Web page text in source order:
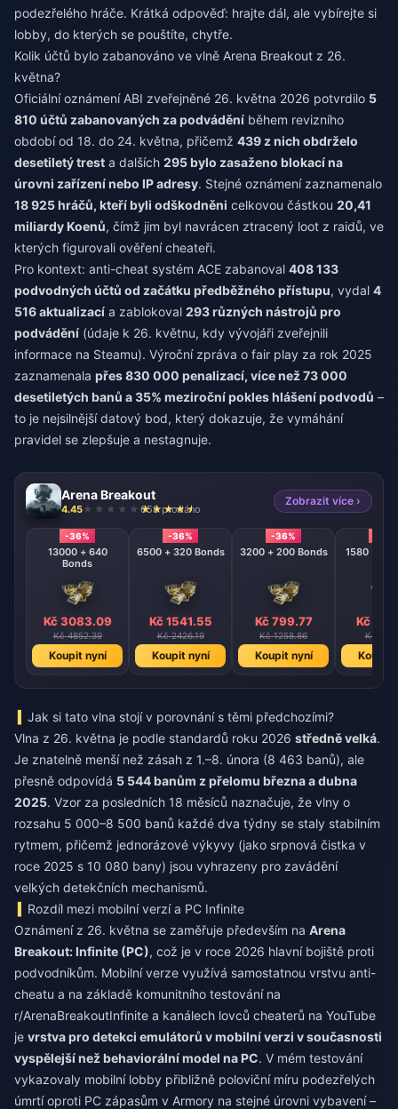
podezřelého hráče. Krátká odpověď: hrajte dál, ale vybírejte si
lobby, do kterých se pouštíte, chytře.
Kolik účtů bylo zabanováno ve vlně Arena Breakout z 26.
května?
Oficiální oznámení ABI zveřejněné 26. května 2026 potvrdilo 5
810 účtů zabanovaných za podvádění během revizního
období od 18. do 24. května, přičemž 439 z nich obdrželo
desetiletý trest a dalších 295 bylo zasaženo blokací na
úrovni zařízení nebo IP adresy. Stejné oznámení zaznamenalo
18 925 hráčů, kteří byli odškodněni celkovou částkou 20,41
miliardy Koenů, čímž jim byl navrácen ztracený loot z raidů, ve
kterých figurovali ověření cheateři.
Pro kontext: anti-cheat systém ACE zabanoval 408 133
podvodných účtů od začátku předběžného přístupu, vydal 4
516 aktualizací a zablokoval 293 různých nástrojů pro
podvádění (údaje k 26. květnu, kdy vývojáři zveřejnili
informace na Steamu). Výroční zpráva o fair play za rok 2025
zaznamenala přes 830 000 penalizací, více než 73 000
desetiletých banů a 35% meziroční pokles hlášení podvodů –
to je nejsilnější datový bod, který dokazuje, že vymáhání
pravidel se zlepšuje a nestagnuje.
Arena Breakout
4.45 658 prodáno
Zobrazit více ›
-36%
13000 + 640
Bonds
Kč 3083.09
Kč 4852.39
Koupit nyní
-36%
6500 + 320 Bonds
Kč 1541.55
Kč 2426.19
Koupit nyní
-36%
3200 + 200 Bonds
Kč 799.77
Kč 1258.86
Koupit nyní
Kč
Kč
Koupit
Jak si tato vlna stojí v porovnání s těmi předchozími?
Vlna z 26. května je podle standardů roku 2026 středně velká.
Je znatelně menší než zásah z 1.–8. února (8 463 banů), ale
přesně odpovídá 5 544 banům z přelomu března a dubna
2025. Vzor za posledních 18 měsíců naznačuje, že vlny o
rozsahu 5 000–8 500 banů každé dva týdny se staly stabilním
rytmem, přičemž jednorázové výkyvy (jako srpnová čistka v
roce 2025 s 10 080 bany) jsou vyhrazeny pro zavádění
velkých detekčních mechanismů.
Rozdíl mezi mobilní verzí a PC Infinite
Oznámení z 26. května se zaměřuje především na Arena
Breakout: Infinite (PC), což je v roce 2026 hlavní bojiště proti
podvodníkům. Mobilní verze využívá samostatnou vrstvu anti-
cheatu a na základě komunitního testování na
r/ArenaBreakoutInfinite a kanálech lovců cheaterů na YouTube
je vrstva pro detekci emulátorů v mobilní verzi v současnosti
vyspělejší než behaviorální model na PC. V mém testování
vykazovaly mobilní lobby přibližně poloviční míru podezřelých
úmrtí oproti PC zápasům v Armory na stejné úrovni vybavení –